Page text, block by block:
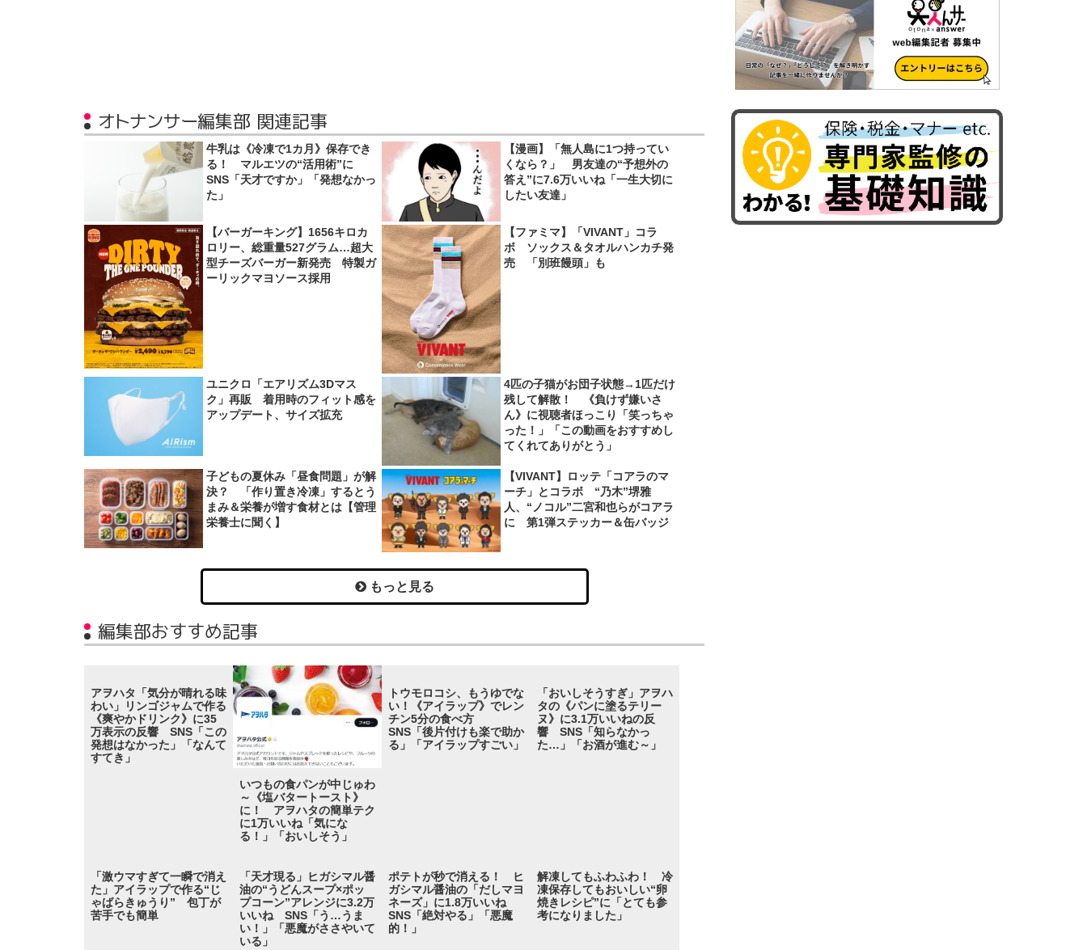
オトナンサー編集部 関連記事
牛乳は《冷凍で1カ月》保存でき
る！ マルエツの“活用術”に
SNS「天才ですか」「発想なかっ
た」
【漫画】「無人島に1つ持ってい
くなら？」 男友達の“予想外の
答え”に7.6万いいね「一生大切に
したい友達」
【バーガーキング】1656キロカ
ロリー、総重量527グラム…超大
型チーズバーガー新発売 特製ガ
ーリックマヨソース採用
【ファミマ】「VIVANT」コラ
ボ ソックス＆タオルハンカチ発
売 「別班饅頭」も
ユニクロ「エアリズム3Dマス
ク」再販 着用時のフィット感を
アップデート、サイズ拡充
4匹の子猫がお団子状態→1匹だけ
残して解散！ 《負けず嫌いさ
ん》に視聴者ほっこり「笑っちゃ
った！」「この動画をおすすめし
てくれてありがとう」
子どもの夏休み「昼食問題」が解
決？ 「作り置き冷凍」するとう
まみ＆栄養が増す食材とは【管理
栄養士に聞く】
【VIVANT】ロッテ「コアラのマ
ーチ」とコラボ “乃木”堺雅
人、“ノコル”二宮和也らがコアラ
に 第1弾ステッカー＆缶バッジ
もっと見る
編集部おすすめ記事
アヲハタ「気分が晴れる味
わい」リンゴジャムで作る
《爽やかドリンク》に35
万表示の反響 SNS「この
発想はなかった」「なんて
すてき」
いつもの食パンが中じゅわ
～《塩バタートースト》
に！ アヲハタの簡単テク
に1万いいね「気にな
る！」「おいしそう」
トウモロコシ、もうゆでな
い！《アイラップ》でレン
チン5分の食べ方
SNS「後片付けも楽で助か
る」「アイラップすごい」
「おいしそうすぎ」アヲハ
タの《パンに塗るテリー
ヌ》に3.1万いいねの反
響 SNS「知らなかっ
た…」「お酒が進む～」
「激ウマすぎて一瞬で消え
た」アイラップで作る“じ
ゃばらきゅうり” 包丁が
苦手でも簡単
「天才現る」ヒガシマル醤
油の“うどんスープ×ポッ
プコーン”アレンジに3.2万
いいね SNS「う…うま
い！」「悪魔がささやいて
いる」
ポテトが秒で消える！ ヒ
ガシマル醤油の「だしマヨ
ネーズ」に1.8万いいね
SNS「絶対やる」「悪魔
的！」
解凍してもふわふわ！ 冷
凍保存してもおいしい“卵
焼きレシピ”に「とても参
考になりました」